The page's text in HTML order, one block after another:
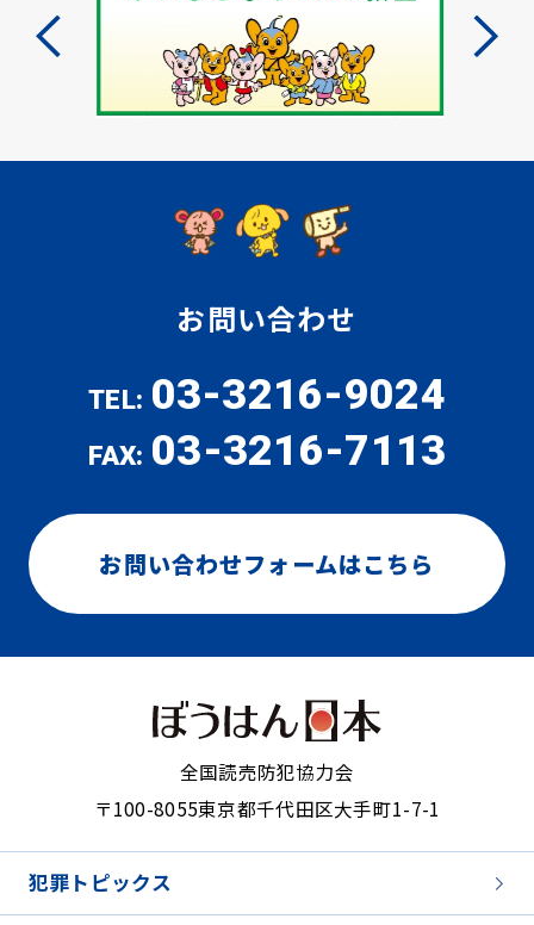
お問い合わせ
TEL: 03-3216-9024
FAX: 03-3216-7113
お問い合わせフォームはこちら
全国読売防犯協力会
〒100-8055東京都千代田区大手町1-7-1
犯罪トピックス